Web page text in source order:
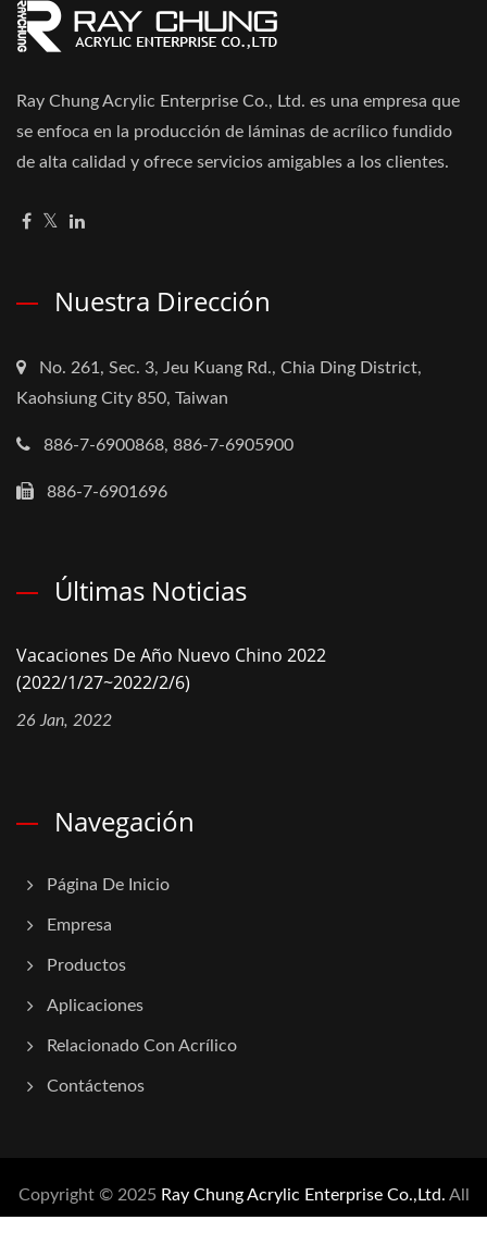
Ray Chung Acrylic Enterprise Co., Ltd. es una empresa que
se enfoca en la producción de láminas de acrílico fundido
de alta calidad y ofrece servicios amigables a los clientes.
Nuestra Dirección
No. 261, Sec. 3, Jeu Kuang Rd., Chia Ding District,
Kaohsiung City 850, Taiwan
886-7-6900868, 886-7-6905900
886-7-6901696
Últimas Noticias
Vacaciones De Año Nuevo Chino 2022
(2022/1/27~2022/2/6)
26 Jan, 2022
Navegación
Página De Inicio
Empresa
Productos
Aplicaciones
Relacionado Con Acrílico
Contáctenos
Copyright © 2025 Ray Chung Acrylic Enterprise Co.,Ltd. All